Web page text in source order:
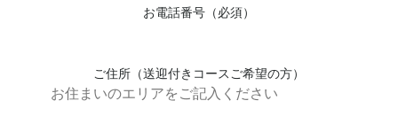
お電話番号（必須）
ご住所（送迎付きコースご希望の方）